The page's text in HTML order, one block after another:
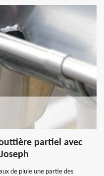
partiel avec
de pluie une partie des